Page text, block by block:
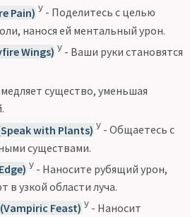
Pain) У - Поделитесь с целью
нанося ей ментальный урон.
Wings) У - Ваши руки становятся
существо, уменьшая
with Plants) У - Общаетесь с
существами.
У - Наносите рубящий урон,
в узкой области луча.
Feast) У - Наносит